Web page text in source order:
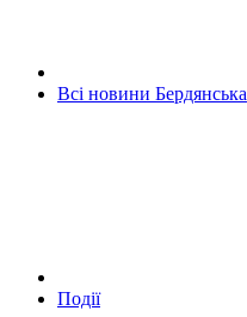
Всі новини Бердянська
Події